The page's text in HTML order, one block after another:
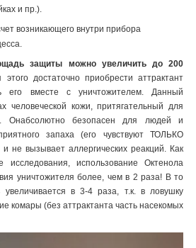
и пр.).
возникающего внутри прибора
защиты можно увеличить до 200
этого достаточно приобрести аттрактант
его вместе с уничтожителем. Данный
человеческой кожи, притягательный для
Онабсолютно безопасен для людей и
запаха (его чувствуют ТОЛЬКО
не вызывает аллергических реакций. Как
исследования, использование Октенола
уничтожителя более, чем в 2 раза! В то
в 3-4 раза, т.к. в ловушку
комары (без аттрактанта часть насекомых